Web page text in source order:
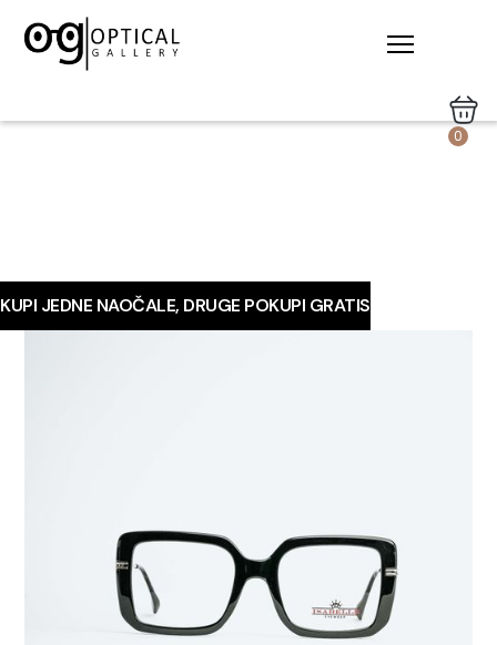
0
KUPI JEDNE NAOČALE, DRUGE POKUPI GRATIS